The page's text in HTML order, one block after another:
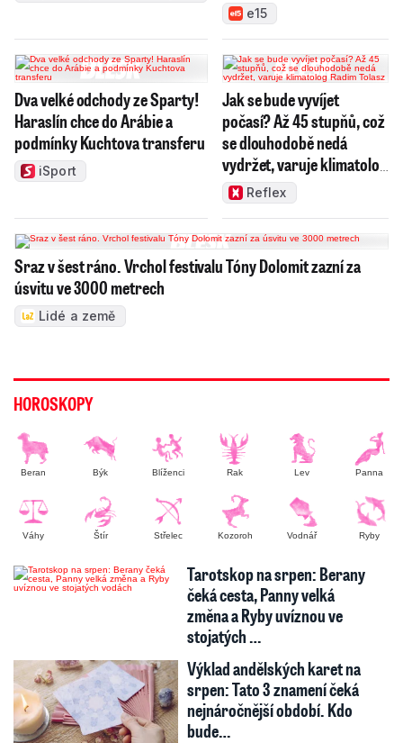
e15
Dva velké odchody ze Sparty!
Haraslín chce do Arábie a
podmínky Kuchtova transferu
iSport
Jak se bude vyvíjet
počasí? Až 45 stupňů, což
se dlouhodobě nedá
vydržet, varuje klimatolog
Radim Tolasz
Reflex
Sraz v šest ráno. Vrchol festivalu Tóny Dolomit zazní za
úsvitu ve 3000 metrech
Lidé a země
HOROSKOPY
Beran Býk Blíženci Rak Lev Panna
Váhy Štír Střelec Kozoroh Vodnář Ryby
Tarotskop na srpen: Berany
čeká cesta, Panny velká
změna a Ryby uvíznou ve
stojatých …
Výklad andělských karet na
srpen: Tato 3 znamení čeká
nejnáročnější období. Kdo
bude…